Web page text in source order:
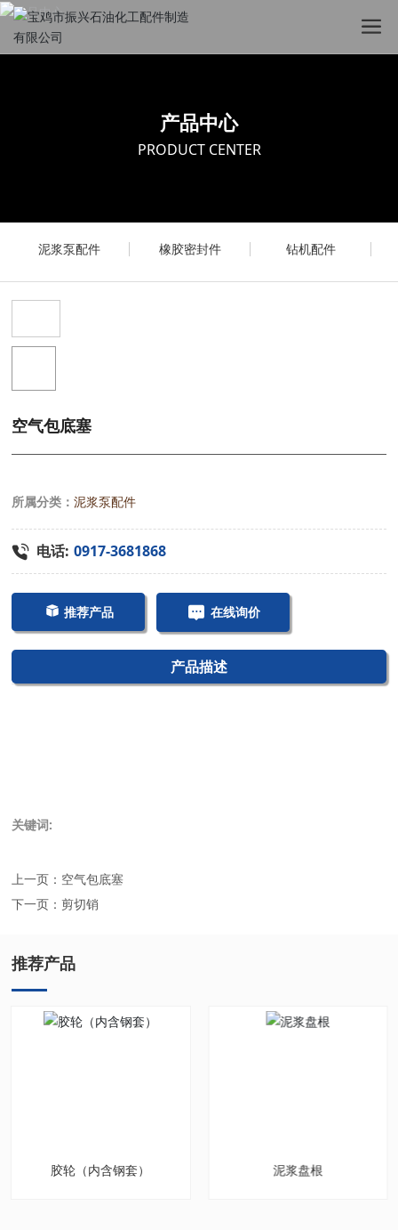
产品中心
PRODUCT CENTER
泥浆泵配件 橡胶密封件 钻机配件
空气包底塞
所属分类：泥浆泵配件
电话: 0917-3681868
推荐产品 在线询价
产品描述
关键词:
上一页： 空气包底塞
下一页：剪切销
推荐产品
胶轮（内含钢套） 泥浆盘根